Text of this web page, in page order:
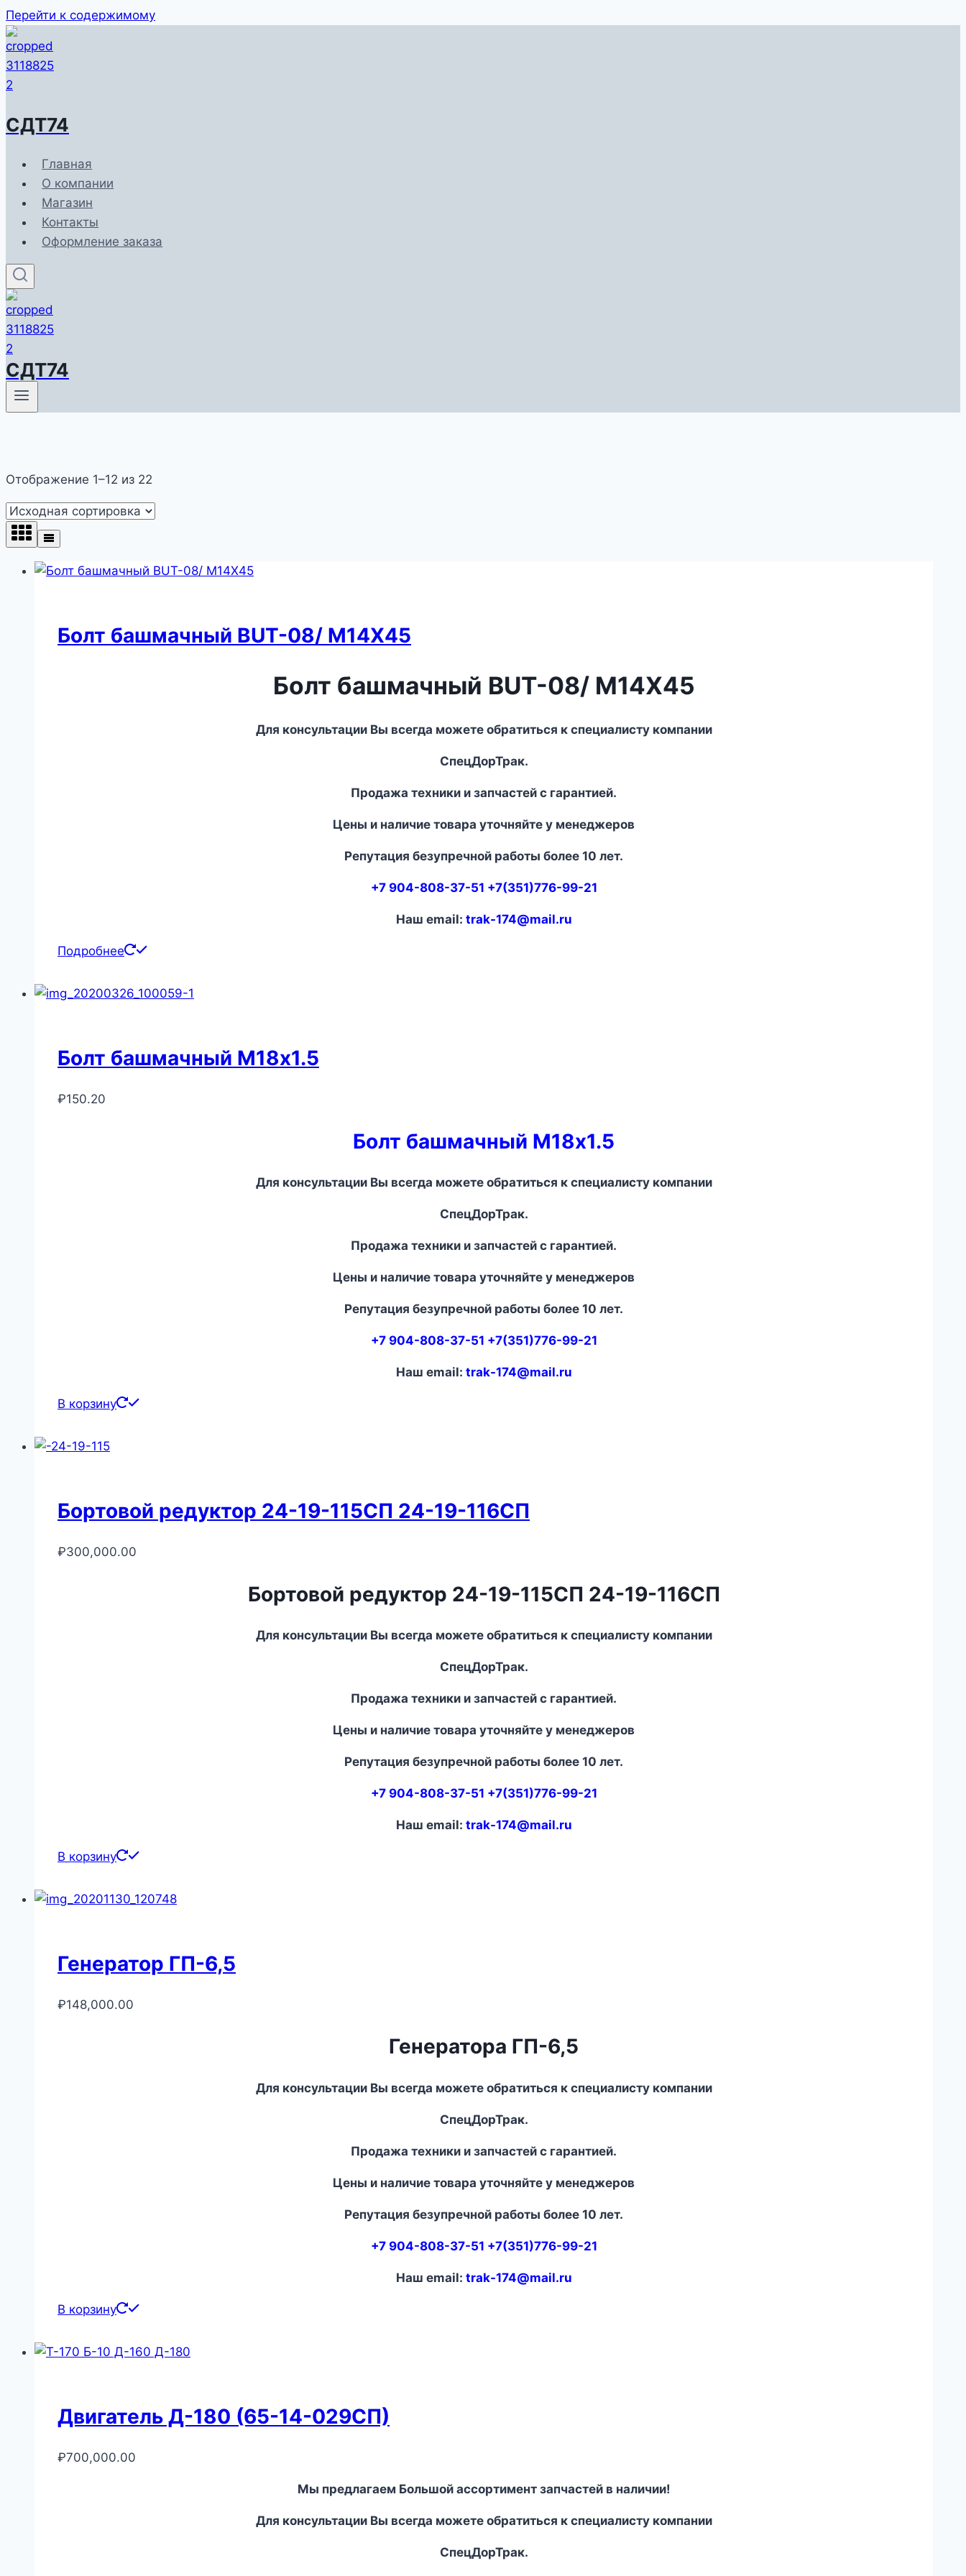
Перейти к содержимому
СДТ74
Главная
О компании
Магазин
Контакты
Оформление заказа
СДТ74
Отображение 1–12 из 22
Болт башмачный BUT-08/ M14X45
Болт башмачный BUT-08/ M14X45
Для консультации Вы всегда можете обратиться к специалисту компании
СпецДорТрак.
Продажа техники и запчастей с гарантией.
Цены и наличие товара уточняйте у менеджеров
Репутация безупречной работы более 10 лет.
+7 904-808-37-51 +7(351)776-99-21
Наш email: trak-174@mail.ru
Подробнее
Болт башмачный М18х1.5
₽150.20
Болт башмачный М18х1.5
Для консультации Вы всегда можете обратиться к специалисту компании
СпецДорТрак.
Продажа техники и запчастей с гарантией.
Цены и наличие товара уточняйте у менеджеров
Репутация безупречной работы более 10 лет.
+7 904-808-37-51 +7(351)776-99-21
Наш email: trak-174@mail.ru
В корзину
Бортовой редуктор 24-19-115СП 24-19-116СП
₽300,000.00
Бортовой редуктор 24-19-115СП 24-19-116СП
Для консультации Вы всегда можете обратиться к специалисту компании
СпецДорТрак.
Продажа техники и запчастей с гарантией.
Цены и наличие товара уточняйте у менеджеров
Репутация безупречной работы более 10 лет.
+7 904-808-37-51 +7(351)776-99-21
Наш email: trak-174@mail.ru
В корзину
Генератор ГП-6,5
₽148,000.00
Генератора ГП-6,5
Для консультации Вы всегда можете обратиться к специалисту компании
СпецДорТрак.
Продажа техники и запчастей с гарантией.
Цены и наличие товара уточняйте у менеджеров
Репутация безупречной работы более 10 лет.
+7 904-808-37-51 +7(351)776-99-21
Наш email: trak-174@mail.ru
В корзину
Двигатель Д-180 (65-14-029СП)
₽700,000.00
Мы предлагаем Большой ассортимент запчастей в наличии!
Для консультации Вы всегда можете обратиться к специалисту компании
СпецДорТрак.